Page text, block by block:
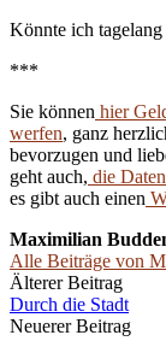
Könnte ich
***
Sie können hier
werfen, ganz
bevorzugen und
geht auch, die
es gibt auch einen
Maximilian
Alle Beiträge von
Beitrags-
Navigation
Älterer Beitrag
Durch die Stadt
Neuerer Beitrag